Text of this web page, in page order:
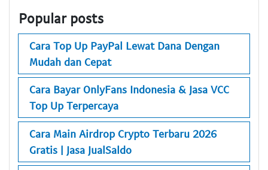
Popular posts
Cara Top Up PayPal Lewat Dana Dengan
Mudah dan Cepat
Cara Bayar OnlyFans Indonesia & Jasa VCC
Top Up Terpercaya
Cara Main Airdrop Crypto Terbaru 2026
Gratis | Jasa JualSaldo